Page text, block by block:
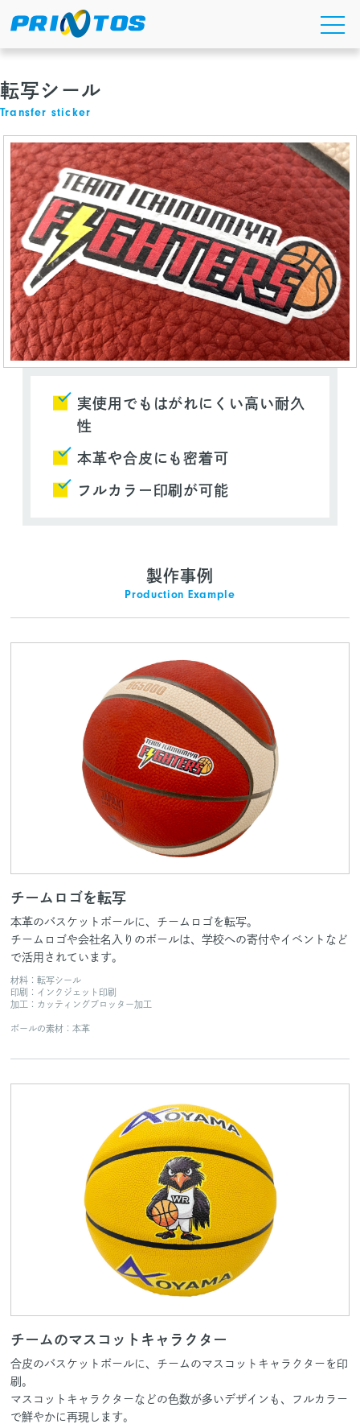
the
/ 転写シール
転写シール
Transfer sticker
実使用でもはがれにくい高い耐久
性
本革や合皮にも密着可
フルカラー印刷が可能
製作事例
Production Example
チームロゴを転写
本革のバスケットボールに、チームロゴを転写。
チームロゴや会社名入りのボールは、学校への寄付やイベントなど
で活用されています。
材料：転写シール
印刷：インクジェット印刷
加工：カッティングプロッター加工
ボールの素材：本革
チームのマスコットキャラクター
合皮のバスケットボールに、チームのマスコットキャラクターを印
刷。
マスコットキャラクターなどの色数が多いデザインも、フルカラー
で鮮やかに再現します。